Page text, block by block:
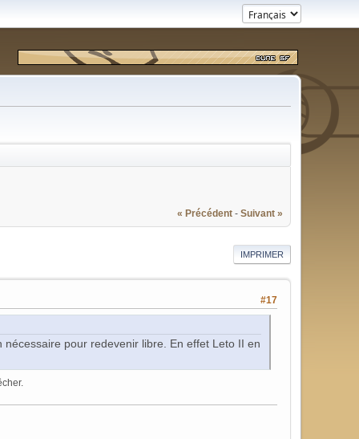
« Précédent - Suivant »
IMPRIMER
#17
pour redevenir libre. En effet Leto II en